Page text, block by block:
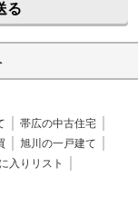
る
帯広の中古住宅
旭川の一戸建て
入りリスト